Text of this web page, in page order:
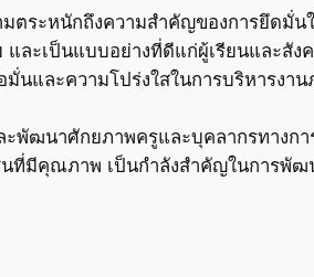
มตระหนักถึงความสำคัญของการยึดมั่
ะเป็นแบบอย่างที่ดีแก่ผู้เรียนและสัง
นและความโปร่งใสในการบริหารงาน
พัฒนาศักยภาพครูและบุคลากรทางก
ที่มีคุณภาพ เป็นกำลังสำคัญในการพัฒ